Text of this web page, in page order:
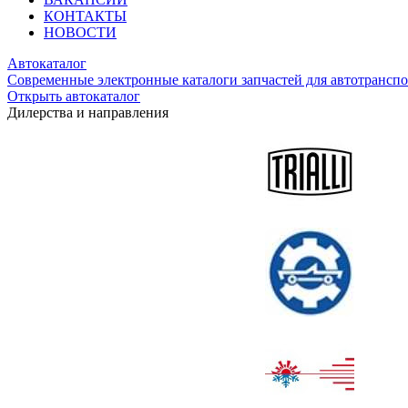
КОНТАКТЫ
НОВОСТИ
Автокаталог
Современные электронные каталоги запчастей для
Открыть автокаталог
Дилерства и направления